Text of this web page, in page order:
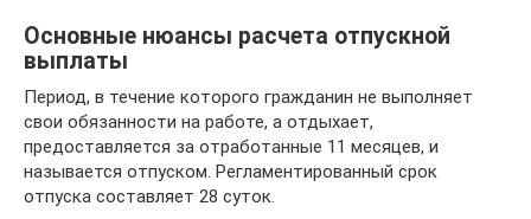
Основные нюансы расчета отпускной
выплаты
Период, в течение которого гражданин не выполняет
свои обязанности на работе, а отдыхает,
предоставляется за отработанные 11 месяцев, и
называется отпуском. Регламентированный срок
отпуска составляет 28 суток.